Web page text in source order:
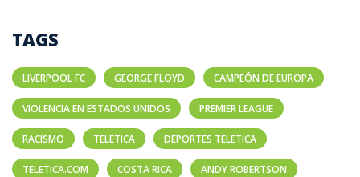
TAGS
LIVERPOOL FC GEORGE FLOYD CAMPEÓN DE EUROPA
VIOLENCIA EN ESTADOS UNIDOS PREMIER LEAGUE
RACISMO TELETICA DEPORTES TELETICA
TELETICA.COM COSTA RICA ANDY ROBERTSON